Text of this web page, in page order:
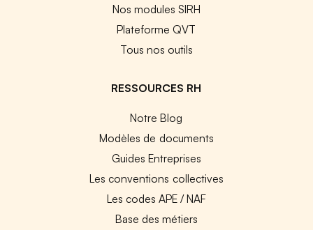
Nos modules SIRH
Plateforme QVT
Tous nos outils
RESSOURCES RH
Notre Blog
Modèles de documents
Guides Entreprises
Les conventions collectives
Les codes APE / NAF
Base des métiers